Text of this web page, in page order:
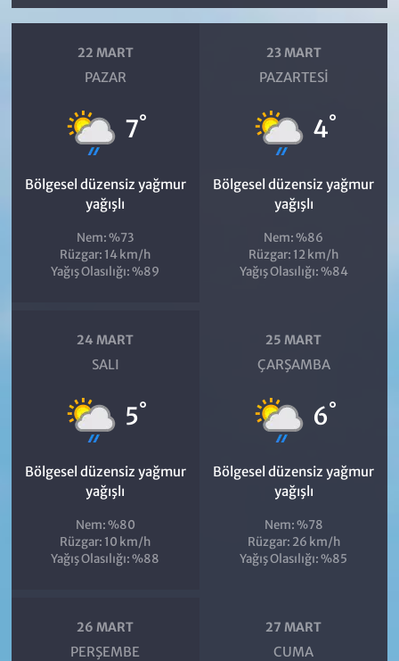
22 MART
PAZAR
7°
Bölgesel düzensiz yağmur
yağışlı
Nem: %73
Rüzgar: 14 km/h
Yağış Olasılığı: %89
23 MART
PAZARTESI
4°
Bölgesel düzensiz yağmur
yağışlı
Nem: %86
Rüzgar: 12 km/h
Yağış Olasılığı: %84
24 MART
SALI
5°
Bölgesel düzensiz yağmur
yağışlı
Nem: %80
Rüzgar: 10 km/h
Yağış Olasılığı: %88
25 MART
ÇARŞAMBA
6°
Bölgesel düzensiz yağmur
yağışlı
Nem: %78
Rüzgar: 26 km/h
Yağış Olasılığı: %85
26 MART
PERŞEMBE
27 MART
CUMA